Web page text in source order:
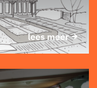
lees meer